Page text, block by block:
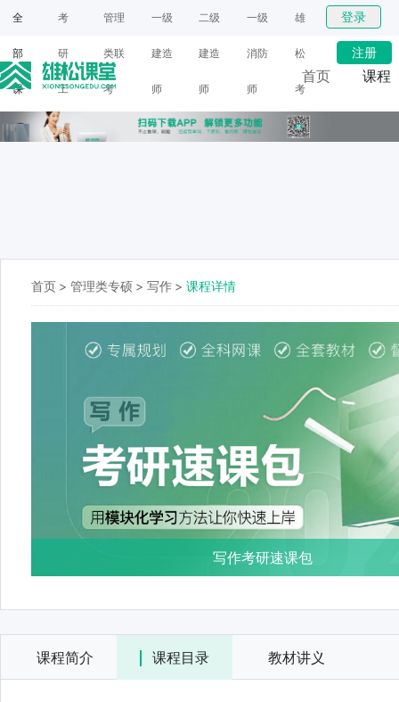
全
部
课
程
考
研
工
具
管理
类联
考
一级
建造
师
二级
建造
师
一级
消防
师
雄
松
考
研
登录
注册
首页 课程
首页 > 管理类专硕 > 写作 > 课程详情
写作考研速课包
课程简介 课程目录 教材讲义